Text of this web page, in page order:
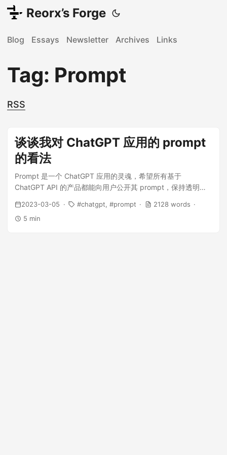
Reorx’s Forge
Blog Essays Newsletter Archives Links
Tag: Prompt
RSS
谈谈我对 ChatGPT 应用的 prompt
的看法
Prompt 是一个 ChatGPT 应用的灵魂，希望所有基于
ChatGPT API 的产品都能向用户公开其 prompt，保持透明，
Prompt 开源项目？
2023-03-05 chatgpt prompt
2128 words
5 min